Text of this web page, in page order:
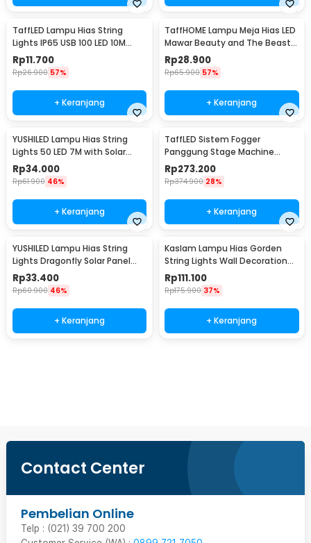
TaffLED Lampu Hias String
Lights IP65 USB 100 LED 10M
Warm White - TDC-01
Rp11.700
Rp26.900 57%
+ Keranjang
TaffHOME Lampu Meja Hias LED
Mawar Beauty and The Beast
Warm White - AC01
Rp28.900
Rp65.900 57%
+ Keranjang
YUSHILED Lampu Hias String
Lights 50 LED 7M with Solar
Panel - M072
Rp34.000
Rp61.900 46%
+ Keranjang
TaffLED Sistem Fogger
Panggung Stage Machine
Ejector with RGB LED - KY-
LED500
Rp273.200
Rp374.900 28%
+ Keranjang
YUSHILED Lampu Hias String
Lights Dragonfly Solar Panel
IP65 8 Modes 20 LED - M088
Rp33.400
Rp60.900 46%
+ Keranjang
Kaslam Lampu Hias Gorden
String Lights Wall Decoration
18W 3x3M 320 LED - S-32
Rp111.100
Rp175.900 37%
+ Keranjang
Contact Center
Pembelian Online
Telp : (021) 39 700 200